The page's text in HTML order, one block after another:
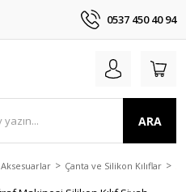
0537 450 40 94
ARA
Aksesuarlar Çanta ve Silikon Kılıflar